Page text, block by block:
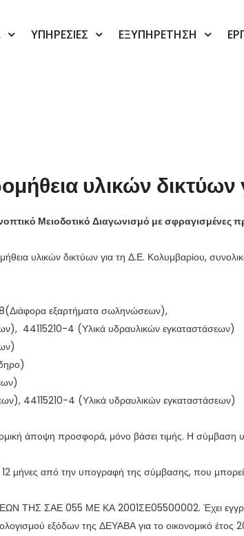
ΥΠΗΡΕΣΙΕΣ ΕΞΥΠΗΡΕΤΗΣΗ
υλικών δικτύων
Μειοδοτικό Διαγωνισμό με σφραγισμένες
υλικών δικτύων για τη Δ.Ε. Κολυμβαρίου,
εξαρτήματα σωληνώσεων),
44115210-4 (Υλικά υδραυλικών εγκαταστάσεων)
44115210-4 (Υλικά υδραυλικών εγκαταστάσεων)
άποψη προσφορά, μόνο βάσει τιμής. Η σύμβαση
12 μήνες από την υπογραφή της σύμβασης, που
ΣΑΕ 055 ΜΕ ΚΑ 2001ΣΕ05500002. Έχει
εξόδων της ΔΕΥΑΒΑ για το οικονομικό έτος